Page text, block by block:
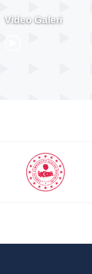
Video Galeri